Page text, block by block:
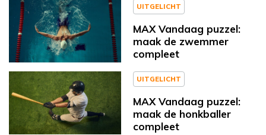
UITGELICHT
MAX Vandaag puzzel:
maak de zwemmer
compleet
UITGELICHT
MAX Vandaag puzzel:
maak de honkballer
compleet